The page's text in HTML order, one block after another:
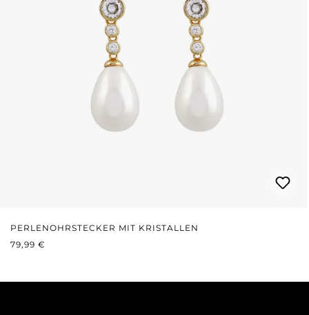
PERLENOHRSTECKER MIT KRISTALLEN
REGULÄRER PREIS:
79,99 €